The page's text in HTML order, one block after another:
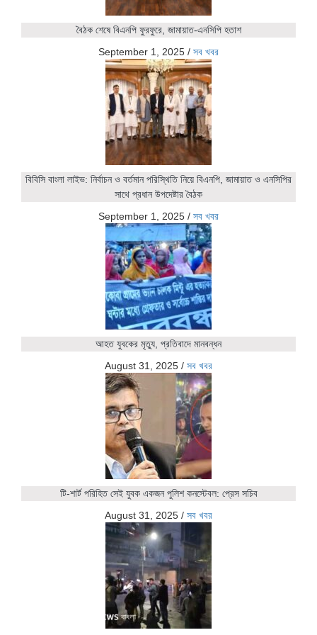
বৈঠক শেষে বিএনপি ফুরফুরে, জামায়াত-এনসিপি হতাশ
September 1, 2025 / সব খবর
বিবিসি বাংলা লাইভ: নির্বাচন ও বর্তমান পরিস্থিতি নিয়ে বিএনপি, জামায়াত ও এনসিপির
সাথে প্রধান উপদেষ্টার বৈঠক
September 1, 2025 / সব খবর
আহত যুবকের মৃত্যু, প্রতিবাদে মানবন্ধন
August 31, 2025 / সব খবর
টি-শার্ট পরিহিত সেই যুবক একজন পুলিশ কনস্টেবল: প্রেস সচিব
August 31, 2025 / সব খবর